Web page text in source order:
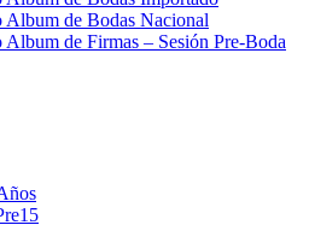
Album de Bodas Nacional
Album de Firmas – Sesión Pre-Boda